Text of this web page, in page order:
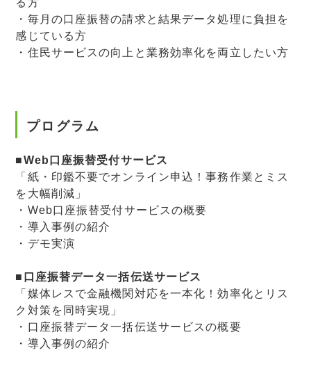
る方
・毎月の口座振替の請求と結果データ処理に負担を
感じている方
・住民サービスの向上と業務効率化を両立したい方
プログラム
■Web口座振替受付サービス
「紙・印鑑不要でオンライン申込！事務作業とミス
を大幅削減」
・Web口座振替受付サービスの概要
・導入事例の紹介
・デモ実演
■ 口座振替データ一括伝送サービス
「媒体レスで金融機関対応を一本化！効率化とリス
ク対策を同時実現」
・口座振替データ一括伝送サービスの概要
・導入事例の紹介